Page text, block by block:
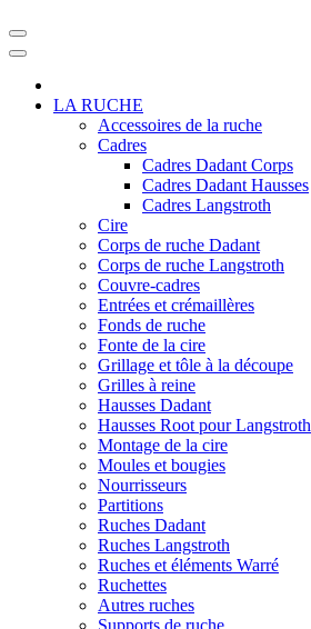
LA RUCHE
Accessoires de la ruche
Cadres
Cadres Dadant Corps
Cadres Dadant Hausses
Cadres Langstroth
Cire
Corps de ruche Dadant
Corps de ruche Langstroth
Couvre-cadres
Entrées et crémaillères
Fonds de ruche
Fonte de la cire
Grillage et tôle à la découpe
Grilles à reine
Hausses Dadant
Hausses Root pour Langstroth
Montage de la cire
Moules et bougies
Nourrisseurs
Partitions
Ruches Dadant
Ruches Langstroth
Ruches et éléments Warré
Ruchettes
Autres ruches
Supports de ruche